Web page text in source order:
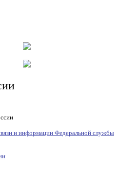
и информации Федеральной службы